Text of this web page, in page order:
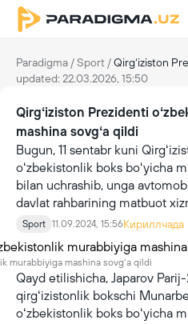
Paradigma /Sport /Qirgʻiziston Prezidenti
updated: 22.03.2026, 15:50
Qirgʻiziston Prezidenti
mashina sovgʻa qildi
Bugun, 11 sentabr kuni
oʻzbekistonlik boks boʻyicha
bilan uchrashib, unga
davlat rahbarining matbuot
Sport 11.09.2024, 15:56Кириллчада
murabbiyiga mashina sovgʻa qildi
Qayd etilishicha, Japarov
qirgʻizistonlik bokschi
oʻzbekistonlik boks boʻyicha